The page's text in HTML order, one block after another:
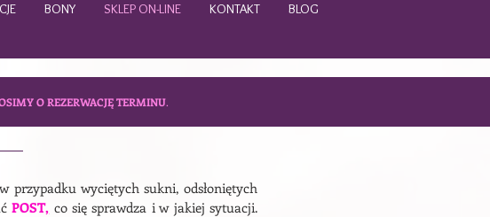
BONY SKLEP ON-LINE KONTAKT BLOG
O REZERWACJĘ TERMINU.
przypadku wyciętych sukni, odsłoniętych
POST, co się sprawdza i w jakiej sytuacji.